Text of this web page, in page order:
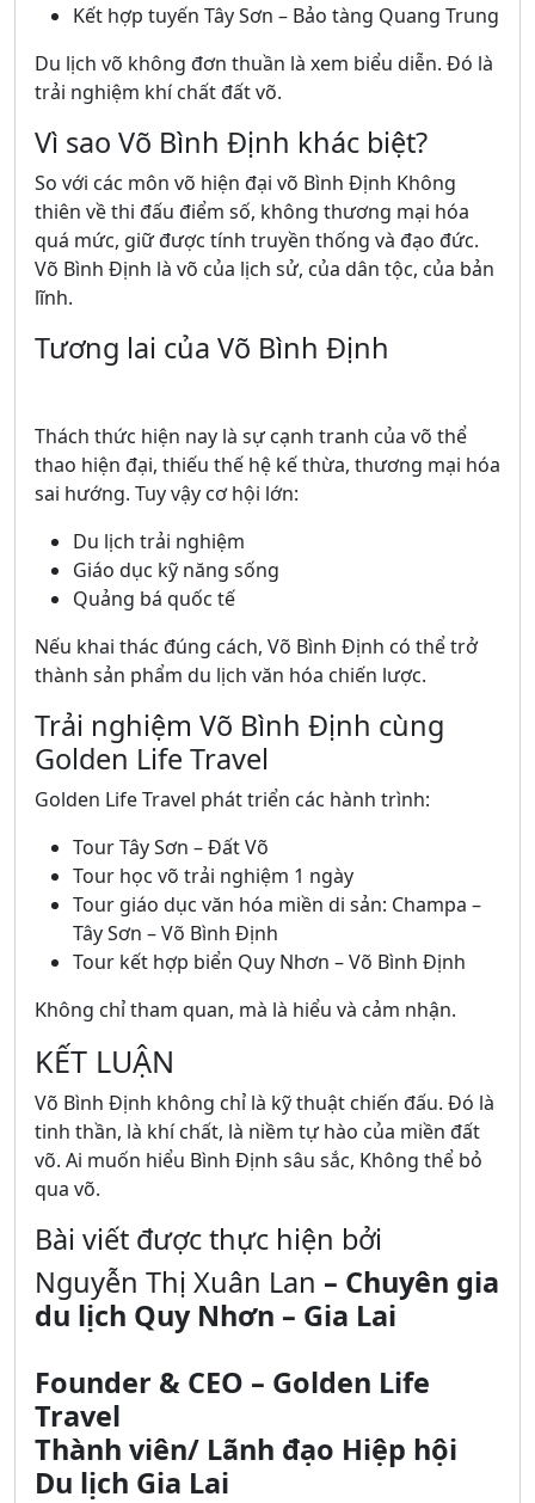
Kết hợp tuyến Tây Sơn – Bảo tàng Quang Trung
Du lịch võ không đơn thuần là xem biểu diễn. Đó là
trải nghiệm khí chất đất võ.
Vì sao Võ Bình Định khác biệt?
So với các môn võ hiện đại võ Bình Định Không
thiên về thi đấu điểm số, không thương mại hóa
quá mức, giữ được tính truyền thống và đạo đức.
Võ Bình Định là võ của lịch sử, của dân tộc, của bản
lĩnh.
Tương lai của Võ Bình Định
Thách thức hiện nay là sự cạnh tranh của võ thể
thao hiện đại, thiếu thế hệ kế thừa, thương mại hóa
sai hướng. Tuy vậy cơ hội lớn:
Du lịch trải nghiệm
Giáo dục kỹ năng sống
Quảng bá quốc tế
Nếu khai thác đúng cách, Võ Bình Định có thể trở
thành sản phẩm du lịch văn hóa chiến lược.
Trải nghiệm Võ Bình Định cùng
Golden Life Travel
Golden Life Travel phát triển các hành trình:
Tour Tây Sơn – Đất Võ
Tour học võ trải nghiệm 1 ngày
Tour giáo dục văn hóa miền di sản: Champa –
Tây Sơn – Võ Bình Định
Tour kết hợp biển Quy Nhơn – Võ Bình Định
Không chỉ tham quan, mà là hiểu và cảm nhận.
KẾT LUẬN
Võ Bình Định không chỉ là kỹ thuật chiến đấu. Đó là
tinh thần, là khí chất, là niềm tự hào của miền đất
võ. Ai muốn hiểu Bình Định sâu sắc, Không thể bỏ
qua võ.
Bài viết được thực hiện bởi
Nguyễn Thị Xuân Lan – Chuyên gia
du lịch Quy Nhơn – Gia Lai
Founder & CEO – Golden Life
Travel
Thành viên/ Lãnh đạo Hiệp hội
Du lịch Gia Lai